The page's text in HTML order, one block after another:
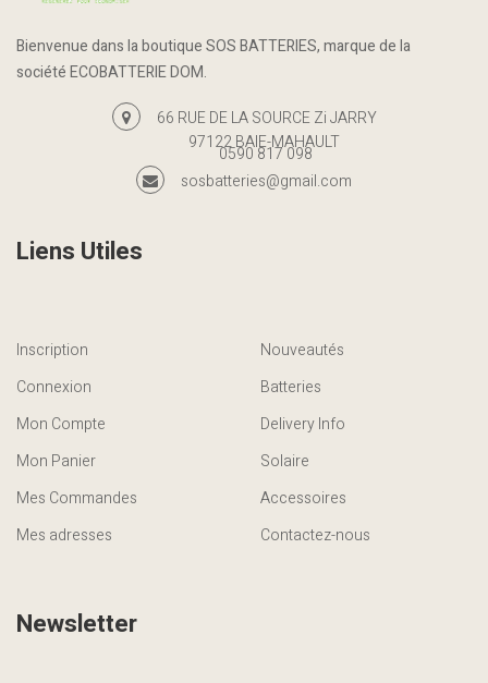
Bienvenue dans la boutique SOS BATTERIES, marque de la
société ECOBATTERIE DOM.
66 RUE DE LA SOURCE Zi JARRY
97122 BAIE-MAHAULT
0590 817 098
sosbatteries@gmail.com
Liens Utiles
Inscription
Connexion
Mon Compte
Mon Panier
Mes Commandes
Mes adresses
Nouveautés
Batteries
Delivery Info
Solaire
Accessoires
Contactez-nous
Newsletter